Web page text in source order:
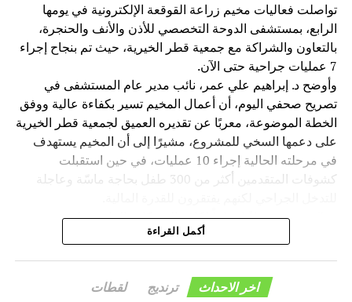
تواصلت فعاليات مخيم زراعة القوقعة الإلكترونية في يومها
الرابع، بمستشفى الدوحة التخصصي للأذن والأنف والحنجرة،
بالتعاون والشراكة مع جمعية قطر الخيرية، حيث تم بنجاح إجراء
7 عمليات جراحية حتى الآن.
وأوضح د. إبراهيم علي عمر، نائب مدير عام المستشفى في
تصريح صحفي اليوم، أن أعمال المخيم تسير بكفاءة عالية ووفق
الخطة الموضوعة، معربًا عن تقديره العميق لجمعية قطر الخيرية
على دعمها السخي للمشروع، مشيرًا إلى أن المخيم يستهدف
في مرحلته الحالية إجراء 10 عمليات، في حين استقبلت
كشوفات المتقدمين أكثر من 300 طفل بحاجة ماسّة وعاجلة
ووجّه د. عمر، نداءً إنسانياً لكافة الشركاء والمانحين لتبني ودعم
برنامج زراعة القوقعة لإعادة الأمل والسمع لهؤلاء الأطفال.
الخيرية، بالشراكة الاستراتيجية مع مستشفى الدوحة، معبرًا عن
إعجابه بمستوى الخدمات الطبية المقدمة وكفاءة الكوادر الطبية
أكمل القراءة
اخر الاحداث ترنديج لقطات